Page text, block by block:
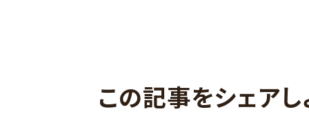
この記事をシェアし